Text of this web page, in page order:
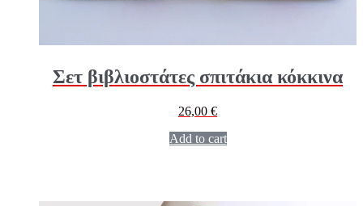
Σετ βιβλιοστάτες σπιτάκια κόκκινα
26,00 €
Add to cart